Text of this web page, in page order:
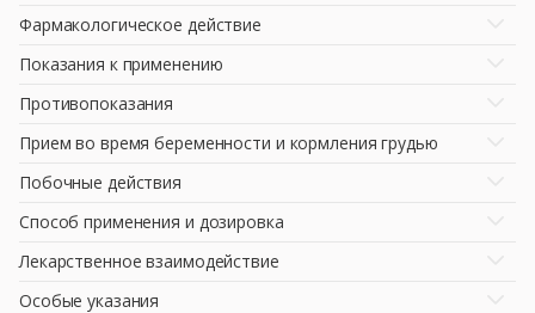
Фармакологическое действие
Показания к применению
Противопоказания
Прием во время беременности и кормления грудью
Побочные действия
Способ применения и дозировка
Лекарственное взаимодействие
Особые указания